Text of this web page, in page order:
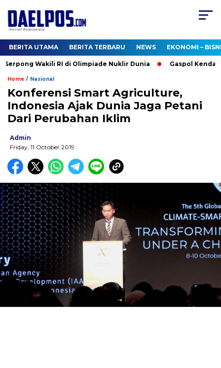
BERITA UTAMA BERITA TERBARU NEWS EKONOMI –
Wakili RI di Olimpiade Nuklir Dunia Gaspol
Home / Nasional
Konferensi Smart Agriculture,
Indonesia Ajak Dunia Jaga Petani
Dari Perubahan Iklim
Admin
Friday, 11 October 2019